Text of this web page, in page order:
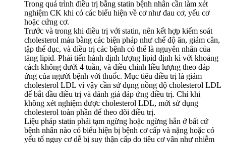
Trong quá trình điều trị bằng statin bệnh nhân cần làm xét
nghiệm CK khi có các biểu hiện về cơ như đau cơ, yếu cơ
hoặc cứng cơ.
Trước và trong khi điều trị với statin, nên kết hợp kiểm soát
cholesterol máu bằng các biện pháp như chế độ ăn, giảm cân,
tập thể dục, và điều trị các bệnh có thể là nguyên nhân của
tăng lipid. Phải tiến hành định lượng lipid định kì với khoảng
cách không dưới 4 tuần, và điều chỉnh liều lượng theo đáp
ứng của người bệnh với thuốc. Mục tiêu điều trị là giảm
cholesterol LDL vì vậy cần sử dụng nồng độ cholesterol LDL
để bắt đầu điều trị và đánh giá đáp ứng điều trị. Chỉ khi
không xét nghiệm được cholesterol LDL, mới sử dụng
cholesterol toàn phần để theo dõi điều trị.
Liệu pháp statin phải tạm ngừng hoặc ngừng hẳn ở bất cứ
bệnh nhân nào có biểu hiện bị bệnh cơ cấp và nặng hoặc có
yếu tố nguy cơ dễ bị suy thận cấp do tiêu cơ vân như nhiễm